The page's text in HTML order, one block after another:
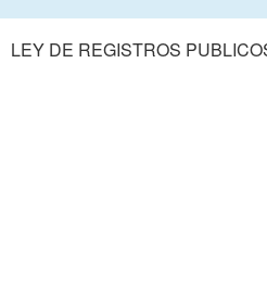
LEY DE REGISTROS